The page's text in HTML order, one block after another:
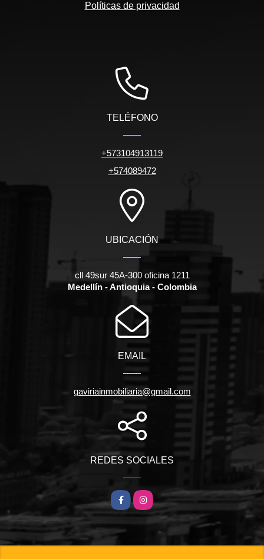
Políticas de privacidad
TELÉFONO
+573104913119
+574089472
UBICACIÓN
cll 49sur 45A-300 oficina 1211
Medellín - Antioquia - Colombia
EMAIL
gaviriainmobiliaria@gmail.com
REDES SOCIALES
FacebookInstagram